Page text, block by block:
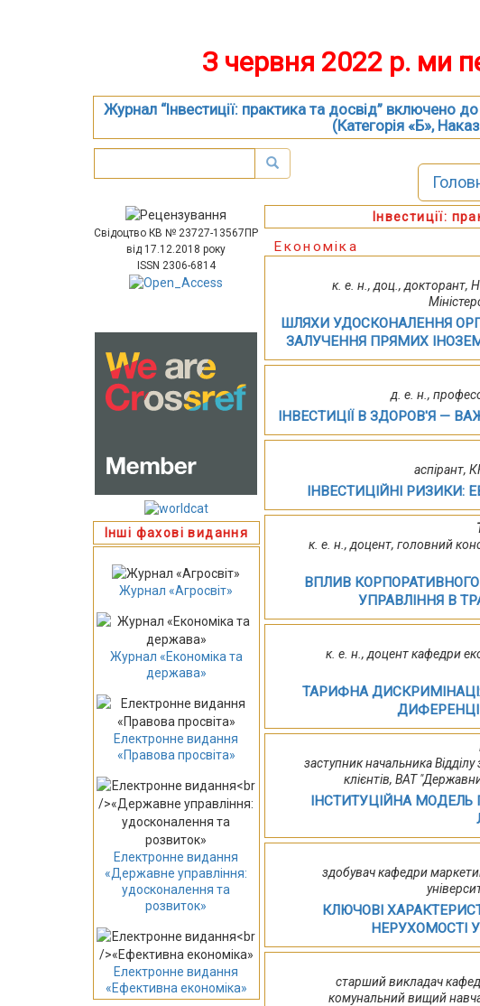
З червня 2022 р. ми
Журнал “Інвестиції: практика та досвід” включено
(Категорія «Б»,
Свідоцтво КВ № 23727-13567ПР
від 17.12.2018 року
ISSN 2306-6814
Інші фахові видання
Журнал «Агросвіт»
Журнал «Економіка та
держава»
Електронне видання
«Правова просвіта»
Електронне видання
«Державне управління:
удосконалення та
розвиток»
Електронне видання
«Ефективна економіка»
Інвестиції:
Економіка
к. е. н., доц., докторант,
ШЛЯХИ УДОСКОНАЛЕННЯ
ЗАЛУЧЕННЯ ПРЯМИХ
д. е. н.,
ІНВЕСТИЦІЇ В ЗДОРОВ'Я —
аспірант,
ІНВЕСТИЦІЙНІ РИЗИКИ:
к. е. н., доцент, головний
ВПЛИВ
УПРАВЛІННЯ В
к. е. н., доцент кафедри
ТАРИФНА
заступник начальника
клієнтів, ВАТ
ІНСТИТУЦІЙНА МОДЕЛЬ
здобувач кафедри
КЛЮЧОВІ
НЕРУХОМОСТІ
старший викладач
комунальний вищий